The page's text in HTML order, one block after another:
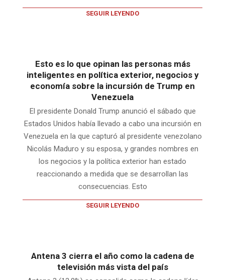
SEGUIR LEYENDO
Esto es lo que opinan las personas más
inteligentes en política exterior, negocios y
economía sobre la incursión de Trump en
Venezuela
El presidente Donald Trump anunció el sábado que
Estados Unidos había llevado a cabo una incursión en
Venezuela en la que capturó al presidente venezolano
Nicolás Maduro y su esposa, y grandes nombres en
los negocios y la política exterior han estado
reaccionando a medida que se desarrollan las
consecuencias. Esto
SEGUIR LEYENDO
Antena 3 cierra el año como la cadena de
televisión más vista del país